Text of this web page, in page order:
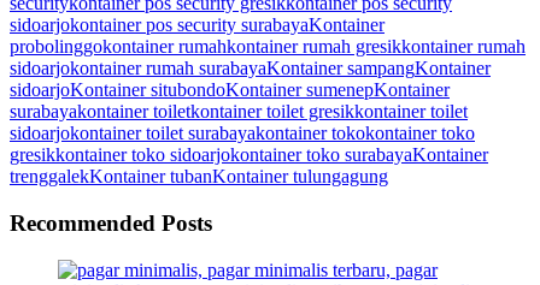
sidoarjokontainer pos security surabayaKontainer
probolinggokontainer rumahkontainer rumah gresikkontainer rumah
sidoarjokontainer rumah surabayaKontainer sampangKontainer
sidoarjoKontainer situbondoKontainer sumenepKontainer
surabayakontainer toiletkontainer toilet gresikkontainer toilet
sidoarjokontainer toilet surabayakontainer tokokontainer toko
gresikkontainer toko sidoarjokontainer toko surabayaKontainer
trenggalekKontainer tubanKontainer tulungagung
Recommended Posts